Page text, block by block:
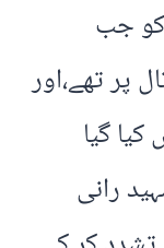
کو جب
پر تھے،اور
گیا
رانی